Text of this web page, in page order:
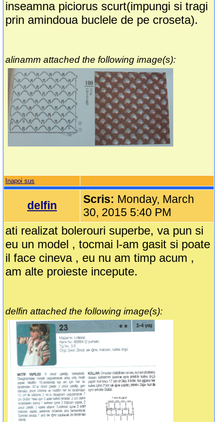
inseamna piciorus scurt(impungi si tragi
prin amindoua buclele de pe croseta).
alinamm attached the following image(s):
Inapoi sus
delfin Scris: Monday, March
30, 2015 5:40 PM
ati realizat bolerouri superbe, va pun si
eu un model , tocmai l-am gasit si poate
il face cineva , eu nu am timp acum ,
am alte proieste incepute.
delfin attached the following image(s):